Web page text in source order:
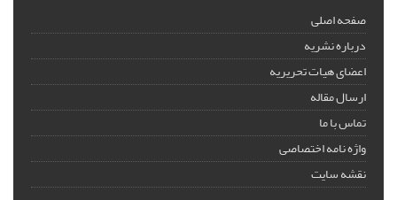
صفحه اصلی
درباره نشریه
اعضای هیات تحریریه
ارسال مقاله
تماس با ما
واژه نامه اختصاصی
نقشه سایت